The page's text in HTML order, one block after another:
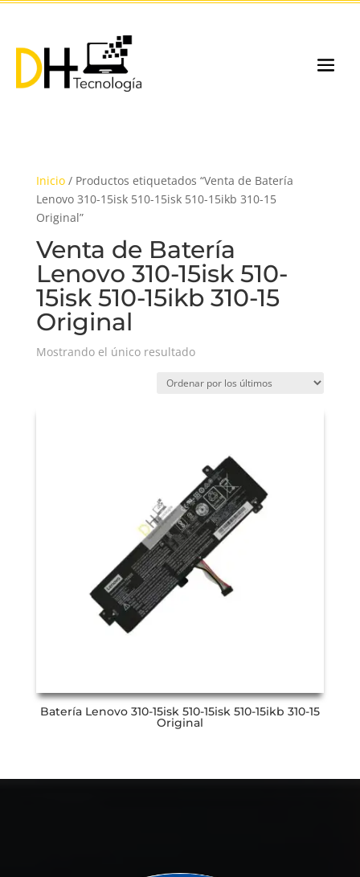
Inicio/ Productos etiquetados “Venta de Batería
Lenovo 310-15isk 510-15isk 510-15ikb 310-15
Original”
Venta de Batería
Lenovo 310-15isk 510-
15isk 510-15ikb 310-15
Original
Mostrando el único resultado
Batería Lenovo 310-15isk 510-15isk 510-15ikb 310-15
Original